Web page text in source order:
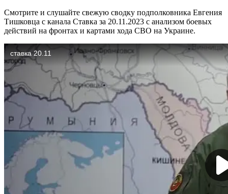
Смотрите и слушайте свежую сводку подполковника Евгения
Тишковца с канала Ставка за 20.11.2023 с анализом боевых
действий на фронтах и картами хода СВО на Украине.